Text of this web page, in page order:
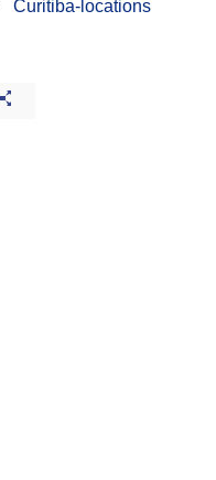
Curitiba-locations